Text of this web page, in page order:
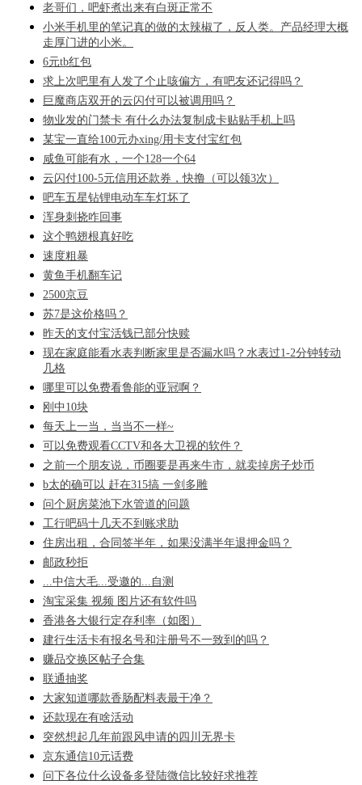
老哥们，吧虾煮出来有白斑正常不
小米手机里的笔记真的做的太辣椒了，反人类。产品经理大概
走厚门进的小米。
6元tb红包
求上次吧里有人发了个止咳偏方，有吧友还记得吗？
巨魔商店双开的云闪付可以被调用吗？
物业发的门禁卡 有什么办法复制成卡贴贴手机上吗
某宝一直给100元办xing/用卡支付宝红包
咸鱼可能有水，一个128一个64
云闪付100-5元信用还款券，快撸（可以领3次）
吧车五星钻锂电动车车灯坏了
浑身刺挠咋回事
这个鸭翅根真好吃
速度粗暴
黄鱼手机翻车记
2500京豆
苏7是这价格吗？
昨天的支付宝活钱已部分快赎
现在家庭能看水表判断家里是否漏水吗？水表过1-2分钟转动
几格
哪里可以免费看鲁能的亚冠啊？
刚中10块
每天上一当，当当不一样~
可以免费观看CCTV和各大卫视的软件？
之前一个朋友说，币圈要是再来牛市，就卖掉房子炒币
b太的确可以 赶在315搞 一剑多雕
问个厨房菜池下水管道的问题
工行吧码十几天不到账求助
住房出租，合同签半年，如果没满半年退押金吗？
邮政秒拒
...中信大毛...受邀的...自测
淘宝采集 视频 图片还有软件吗
香港各大银行定存利率（如图）
建行生活卡有报名号和注册号不一致到的吗？
赚品交换区帖子合集
联通抽奖
大家知道哪款香肠配料表最干净？
还款现在有啥活动
突然想起几年前跟风申请的四川无界卡
京东通信10元话费
问下各位什么设备多登陆微信比较好求推荐